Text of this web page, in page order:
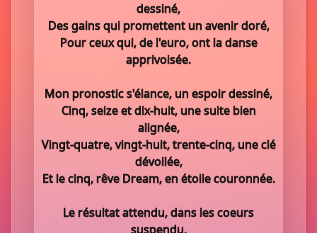
dessiné,
Des gains qui promettent un avenir doré,
Pour ceux qui, de l'euro, ont la danse
apprivoisée.
Mon pronostic s'élance, un espoir dessiné,
Cinq, seize et dix-huit, une suite bien
alignée,
Vingt-quatre, vingt-huit, trente-cinq, une clé
dévoilée,
Et le cinq, rêve Dream, en étoile couronnée.
Le résultat attendu, dans les coeurs
suspendu,